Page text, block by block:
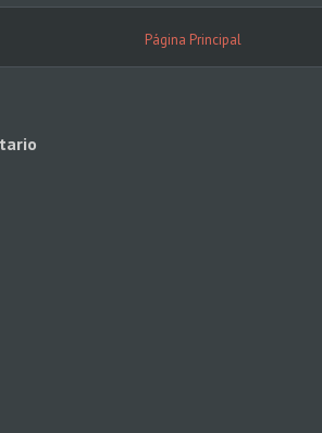
Página Principal